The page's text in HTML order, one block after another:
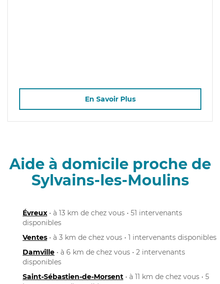
En Savoir Plus
Aide à domicile proche de
Sylvains-les-Moulins
Évreux • à 13 km de chez vous • 51 intervenants
disponibles
Ventes • à 3 km de chez vous • 1 intervenants disponibles
Damville • à 6 km de chez vous • 2 intervenants
disponibles
Saint-Sébastien-de-Morsent • à 11 km de chez vous • 5